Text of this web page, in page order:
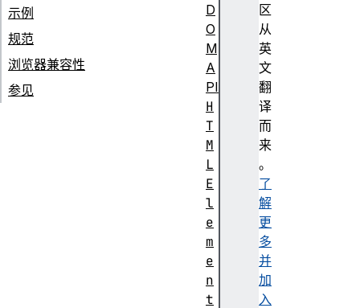
区
从
英
文
翻
译
而
来
。
了
解
更
多
并
加
入
示例
规范
浏览器兼容性
参见
D
O
M
A
PI
H
T
M
L
E
l
e
m
e
n
t